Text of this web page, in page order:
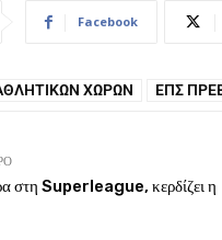
Facebook
ΧΏΡΩΝ ΕΠΣ
στη Superleague, κερδίζει η